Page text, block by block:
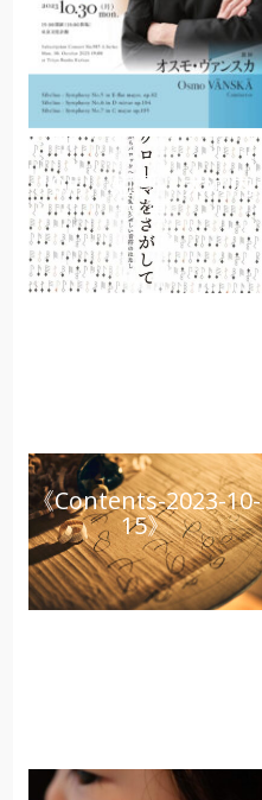
10月 短評｜大河内
文恵
《Contents-2023-10-
15》